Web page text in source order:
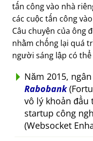
tấn công vào nhà
các cuộc tấn công
Câu chuyện của ông
nhằm chống lại quá
người sáng lập có
Năm 2015,
Rabobank
vô lý khoản đầu
startup công
(Websocket